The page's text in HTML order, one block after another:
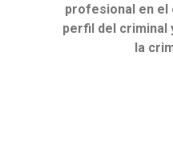
profesional en el
perfil del criminal
la